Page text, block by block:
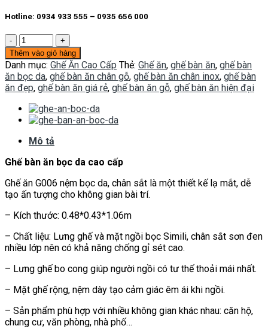
Hotline: 0934 933 555 – 0935 656 000
Ghế
ăn
bọc
da
G006
số
lượng
Thêm vào giỏ hàng
Danh mục: Ghế Ăn Cao Cấp Thẻ: Ghế ăn, ghế bàn ăn, ghế bàn
ăn bọc da, ghế bàn ăn chân gỗ, ghế bàn ăn chân inox, ghế bàn
ăn đẹp, ghế bàn ăn giá rẻ, ghế bàn ăn gỗ, ghế bàn ăn hiện đại
Mô tả
Ghế bàn ăn bọc da cao cấp
Ghế ăn G006 nệm bọc da, chân sắt là một thiết kế lạ mắt, dễ
tạo ấn tượng cho không gian bài trí.
– Kích thước: 0.48*0.43*1.06m
– Chất liệu: Lưng ghế và mặt ngồi bọc Simili, chân sắt sơn đen
nhiều lớp nên có khả năng chống gỉ sét cao.
– Lưng ghế bo cong giúp người ngồi có tư thế thoải mái nhất.
– Mặt ghế rộng, nệm dày tạo cảm giác êm ái khi ngồi.
– Sản phẩm phù hợp với nhiều không gian khác nhau: căn hộ,
chung cư, văn phòng, nhà phố…